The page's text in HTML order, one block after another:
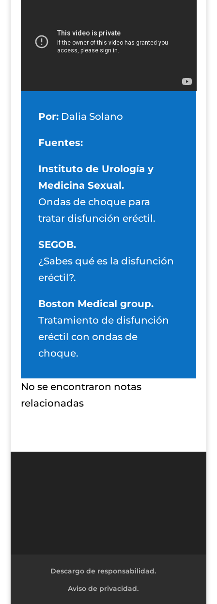
Por:Dalia Solano
Fuentes:
Instituto de Urología y
Medicina Sexual.
Ondas de choque para
tratar disfunción eréctil.
SEGOB.
¿Sabes qué es la disfunción
eréctil?.
Boston Medical group.
Tratamiento de disfunción
eréctil con ondas de
choque.
No se encontraron notas
relacionadas
Descargo de responsabilidad.
Aviso de privacidad.